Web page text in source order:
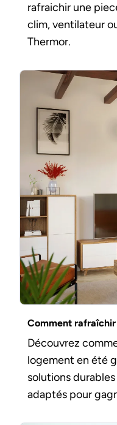
rafraichir une
clim, ventilateur
Thermor.
Comment
Découvrez
logement en été
solutions
adaptés pour